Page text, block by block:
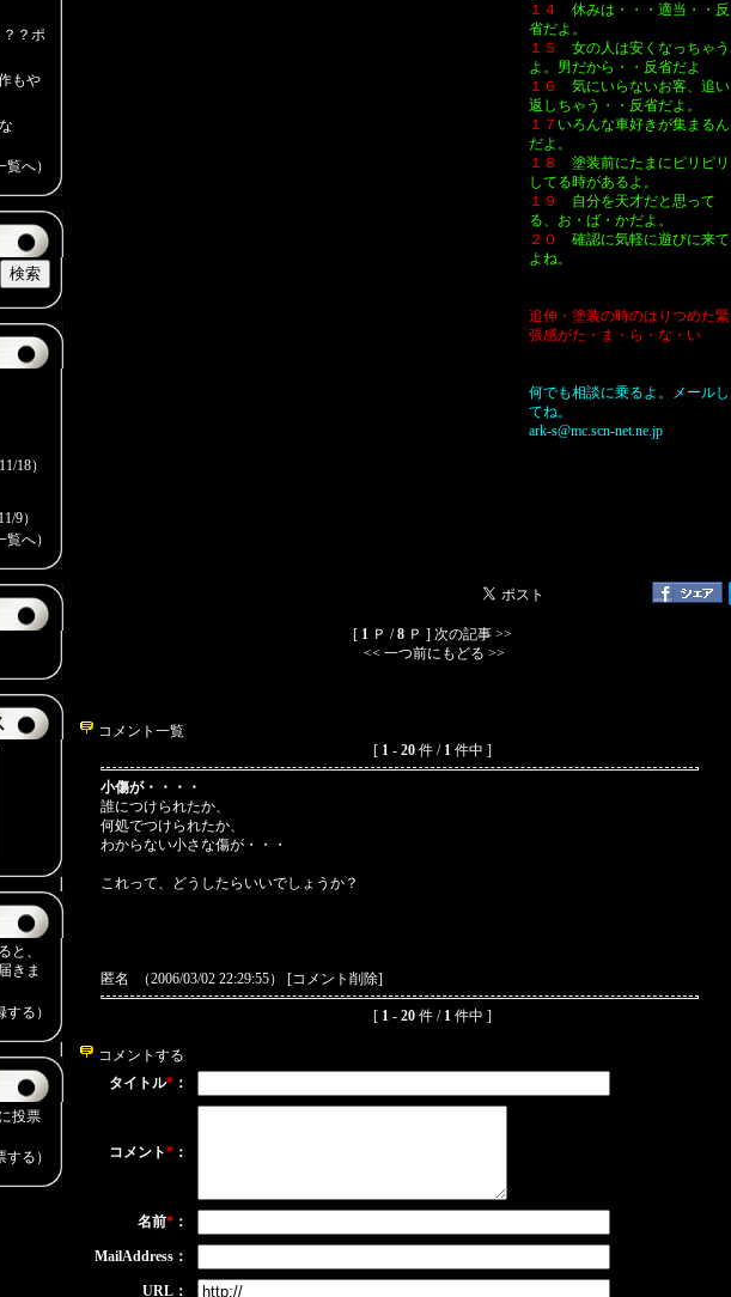
？？ポ
もや
覧へ）
18）
9）
覧へ）
と、
きま
する）
投票
する）
１４
休みは・・・適当・・反
省だよ。
１５
女の人は安くなっちゃう
よ。男だから・・反省だよ
１６
気にいらないお客、追い
返しちゃう・・反省だよ。
１７ いろんな車好きが集まるん
だよ。
１８
塗装前にたまにピリピリ
してる時があるよ。
１９
自分を天才だと思って
る、お・ば・かだよ。
２０
確認に気軽に遊びに来て
よね。
追伸・塗装の時のはりつめた緊
張感がた・ま・ら・な・い
何でも相談に乗るよ。メールし
てね。
ark-s@mc.scn-net.ne.jp
[ 1Ｐ /8Ｐ ] 次の記事 >>
<< 一つ前にもどる >>
コメント一覧
[ 1- 20件 / 1件中 ]
小傷が・・・・
誰につけられたか、
何処でつけられたか、
わからない小さな傷が・・・
これって、どうしたらいいでしょうか？
匿名 （2006/03/02 22:29:55） [コメント削除]
[ 1- 20件 / 1件中 ]
コメントする
タイトル* ：
コメント* ：
名前* ：
MailAddress：
URL：